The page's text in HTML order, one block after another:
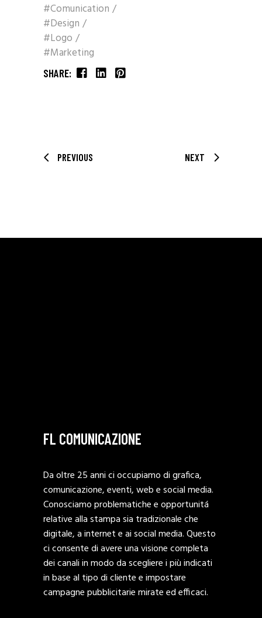
#Comunication
#Design
#Logo
#Marketing
SHARE:
PREVIOUS NEXT
FL COMUNICAZIONE
Da oltre 25 anni ci occupiamo di grafica,
comunicazione, eventi, web e social media.
Conosciamo problematiche e opportunitá
relative alla stampa sia tradizionale che
digitale, a internet e ai social media. Questo
ci consente di avere una visione completa
dei canali in modo da scegliere i più indicati
in base al tipo di cliente e impostare
campagne pubblicitarie mirate ed efficaci.